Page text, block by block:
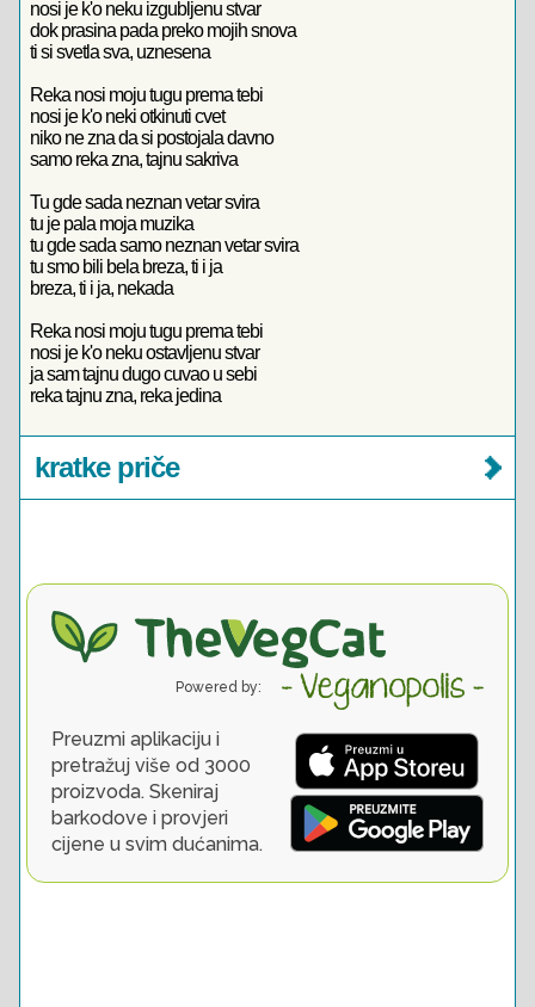
nosi je k'o neku izgubljenu stvar
dok prasina pada preko mojih snova
ti si svetla sva, uznesena
Reka nosi moju tugu prema tebi
nosi je k'o neki otkinuti cvet
niko ne zna da si postojala davno
samo reka zna, tajnu sakriva
Tu gde sada neznan vetar svira
tu je pala moja muzika
tu gde sada samo neznan vetar svira
tu smo bili bela breza, ti i ja
breza, ti i ja, nekada
Reka nosi moju tugu prema tebi
nosi je k'o neku ostavljenu stvar
ja sam tajnu dugo cuvao u sebi
reka tajnu zna, reka jedina
kratke priče